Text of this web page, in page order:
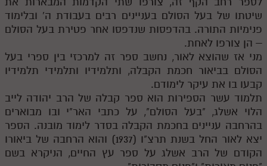
תע"ס חלק ב' עיון
תע"ס חלק ג' עיון
תלמוד עשר הספירות חלק ד
תלמוד עשר הספירות חלק ה
תלמוד עשר הספירות חלק ו
תלמוד עשר הספירות חלק ז
תלמוד עשר הספירות חלק ח
שיטתו של בעל הסולם בעניינים רבים בעבודת ה' ובלימוד
פנימיות התורה. בהדפסות שנדפסו אחר פטירת בעל הסולם
– הן צורפו לאחת.
מני אז שהוצא לאור, נחשב ספר זה למרכזי בין ספרי בעל
הסולם בביאור חכמת הקבלה, ותלמידיו ותלמידי תלמידיו
קבעו בו את עיקר לימודם.
תלמוד עשר הספירות הוא ספר קבלה של הרב יהודה לייב
הלוי אשלג, "בעל הסולם", על כתבי האר"י ובו מבוארים
בהרחבה עניינים בחכמת הקבלה בסדר לימוד מובנה. הספר
יצא לאור החל בשנת תרצ"ו (1937) והוא הרחבה של ביאורו
הקודם של הרב אשלג על ספר עץ החיים, הניקרא בשם